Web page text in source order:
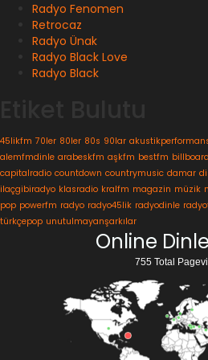
Radyo Fenomen
Retrocaz
Radyo Ünak
Radyo Black Love
Radyo Black
45likfm 70ler 80ler 80s 90lar
alemfmdinle arabeskfm aşkfm bestfm billboard
capitalradio countdown countrymusic damar
ilaçgibiradyo klasradio kralfm magazin müzik
pop powerfm radyo radyo45lik radyodinle
türkçepop unutulmayanşarkılar
Online
755 Total